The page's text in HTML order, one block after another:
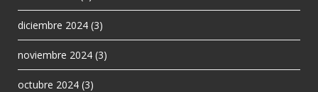
diciembre 2024 (3)
noviembre 2024 (3)
octubre 2024 (3)